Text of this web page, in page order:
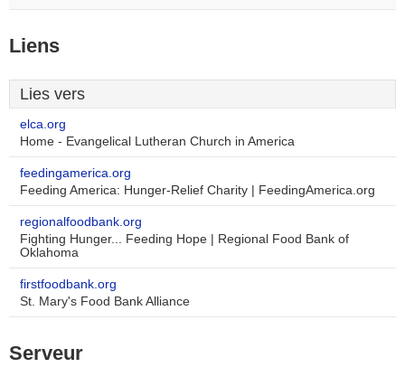
Liens
Lies vers
elca.org
Home - Evangelical Lutheran Church in America
feedingamerica.org
Feeding America: Hunger-Relief Charity | FeedingAmerica.org
regionalfoodbank.org
Fighting Hunger... Feeding Hope | Regional Food Bank of
Oklahoma
firstfoodbank.org
St. Mary's Food Bank Alliance
Serveur